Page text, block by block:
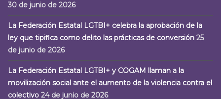
30 de junio de 2026
La Federación Estatal LGTBI+ celebra la aprobación de la
ley que tipifica como delito las prácticas de conversión 25
de junio de 2026
La Federación Estatal LGTBI+ y COGAM llaman a la
movilización social ante el aumento de la violencia contra el
colectivo 24 de junio de 2026